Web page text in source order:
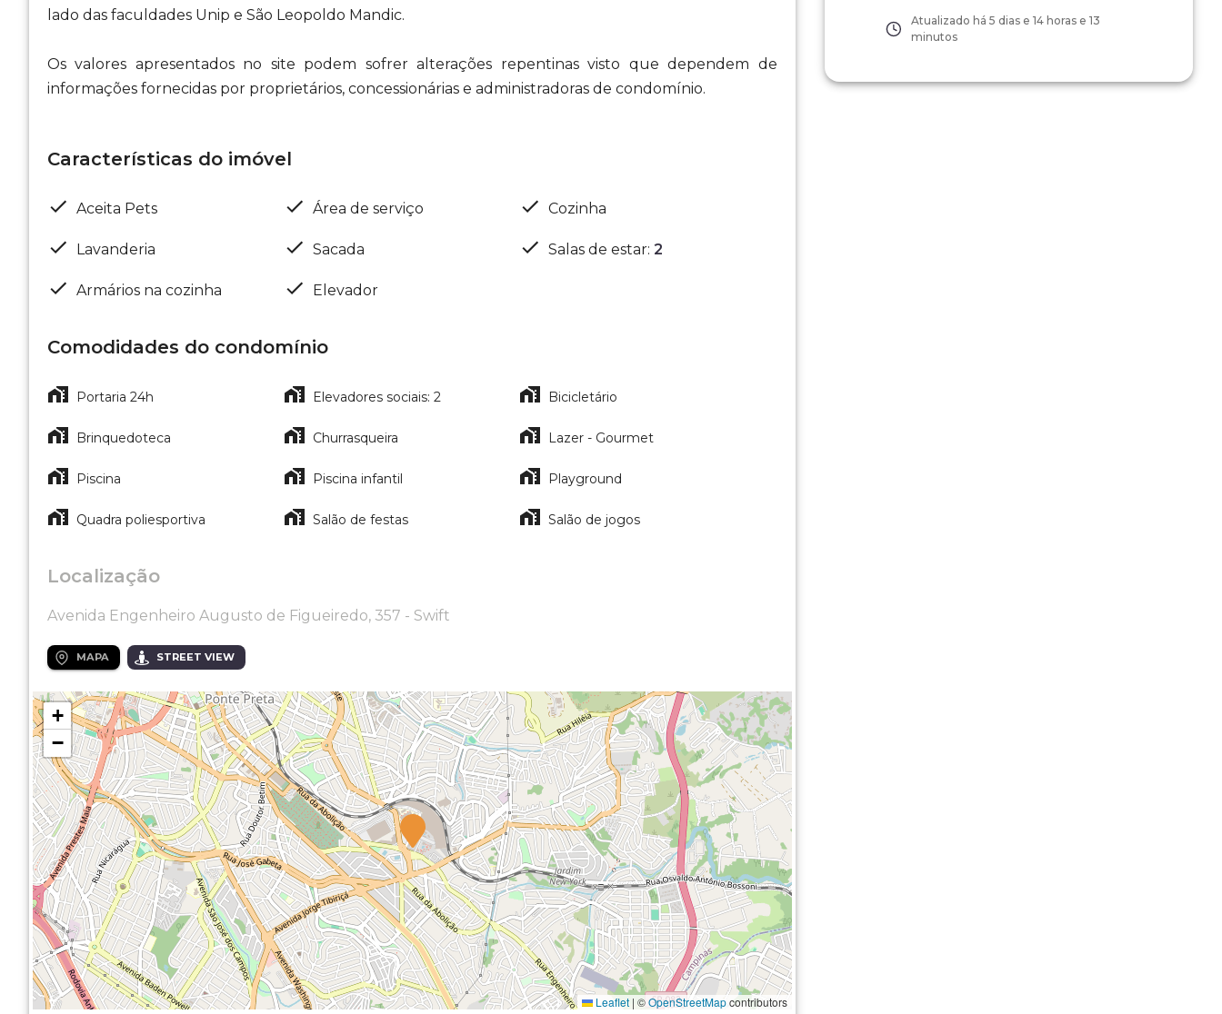
lado das faculdades Unip e São Leopoldo Mandic.
Os valores apresentados no site podem sofrer alterações repentinas visto que dependem de
informações fornecidas por proprietários, concessionárias e administradoras de condomínio.
Características do imóvel
Aceita Pets Área de serviço Cozinha
Lavanderia Sacada Salas de estar:2
Armários na cozinha Elevador
Comodidades do condomínio
Portaria 24h Elevadores sociais: 2 Bicicletário
Brinquedoteca Churrasqueira Lazer - Gourmet
Piscina Piscina infantil Playground
Quadra poliesportiva Salão de festas Salão de jogos
Localização
Avenida Engenheiro Augusto de Figueiredo, 357 - Swift
MAPA STREET VIEW
+
−
Leaflet | ©OpenStreetMapcontributors
Atualizado há 5 dias e 14 horas e 13
minutos